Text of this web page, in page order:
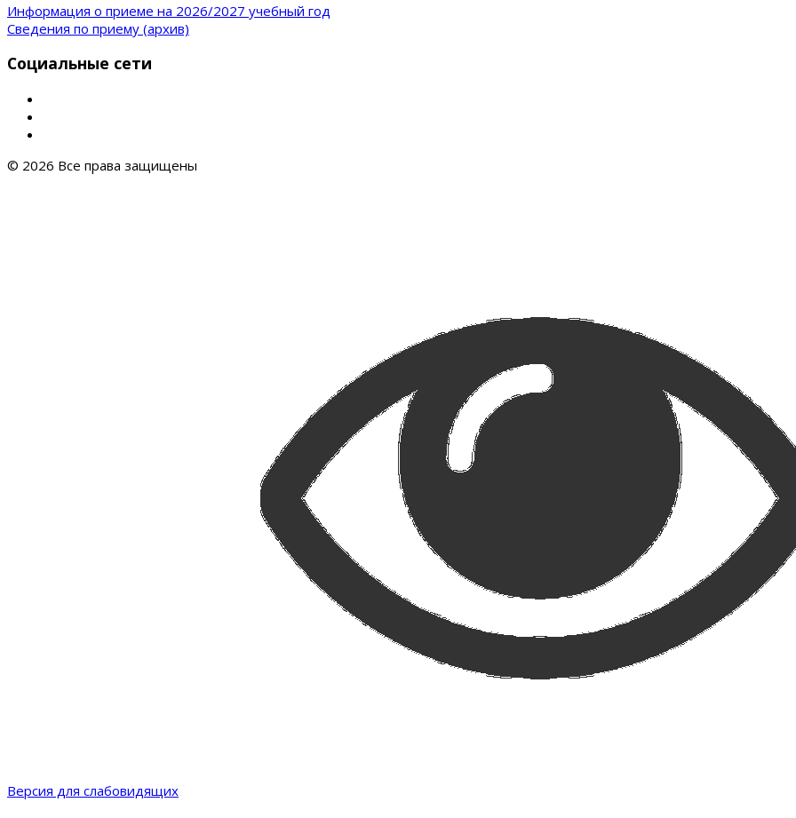
Информация о приеме на 2026/2027 учебный год
Сведения по приему (архив)
Социальные сети
© 2026 Все права защищены
Версия для слабовидящих